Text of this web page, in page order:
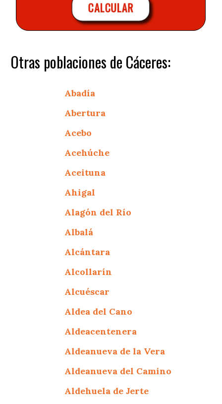
CALCULAR
Otras poblaciones de Cáceres:
Abadía
Abertura
Acebo
Acehúche
Aceituna
Ahigal
Alagón del Río
Albalá
Alcántara
Alcollarín
Alcuéscar
Aldea del Cano
Aldeacentenera
Aldeanueva de la Vera
Aldeanueva del Camino
Aldehuela de Jerte